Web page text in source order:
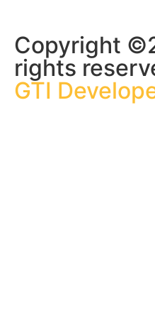
মেসির জোড়া
Copyright
rights
GTI